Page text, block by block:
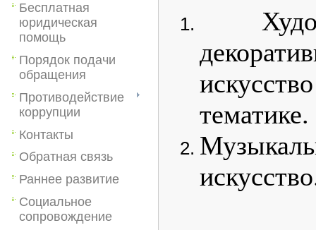
Бесплатная
юридическая
помощь
Порядок подачи
обращения
Противодействие
коррупции
Контакты
Обратная связь
Раннее развитие
Социальное
сопровождение
тематике.